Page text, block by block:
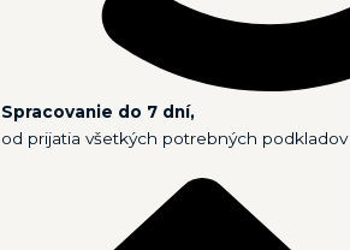
Spracovanie do 7 dní,
od prijatia všetkých potrebných podkladov